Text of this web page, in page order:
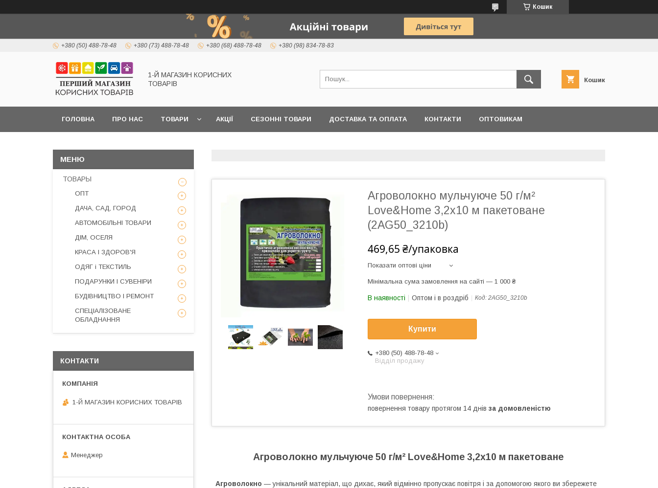
Кошик
+380 (50) 488-78-48 +380 (73) 488-78-48 +380 (68) 488-78-48 +380 (98) 834-78-83
1-Й МАГАЗИН КОРИСНИХ
ТОВАРІВ
Кошик
ГОЛОВНА ПРО НАС ТОВАРИ АКЦІЇ СЕЗОННІ ТОВАРИ ДОСТАВКА ТА ОПЛАТА КОНТАКТИ ОПТОВИКАМ
Агроволокно мульчуюче 50 г/м²
Love&Home 3,2х10 м пакетоване
(2AG50_3210b)
469,65 ₴/упаковка
Показати оптові ціни
Мінімальна сума замовлення на сайті — 1 000 ₴
В наявності Оптом і в роздріб Код: 2AG50_3210b
Купити
+380 (50) 488-78-48
Відділ продажу
повернення товару протягом 14 днів за домовленістю
Агроволокно мульчуюче 50 г/м² Love&Home 3,2х10 м пакетоване
Агроволокно — унікальний матеріал, що дихає, який відмінно пропускає повітря і за допомогою якого ви збережете
ТОВАРЫ
ОПТ
ДАЧА, САД, ГОРОД
АВТОМОБІЛЬНІ ТОВАРИ
ДІМ, ОСЕЛЯ
КРАСА І ЗДОРОВ'Я
ОДЯГ і ТЕКСТИЛЬ
ПОДАРУНКИ І СУВЕНІРИ
БУДІВНИЦТВО І РЕМОНТ
СПЕЦІАЛІЗОВАНЕ
ОБЛАДНАННЯ
КОНТАКТИ
1-Й МАГАЗИН КОРИСНИХ ТОВАРІВ
Менеджер